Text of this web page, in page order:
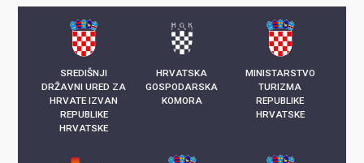
SREDIŠNJI
DRŽAVNI URED ZA
HRVATE IZVAN
REPUBLIKE
HRVATSKE
HRVATSKA
GOSPODARSKA
KOMORA
MINISTARSTVO
TURIZMA
REPUBLIKE
HRVATSKE